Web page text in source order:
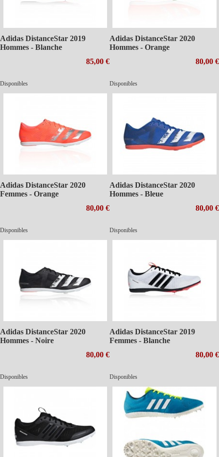
Adidas DistanceStar 2019
Hommes - Blanche
85,00 €
Disponibles
Adidas DistanceStar 2020
Hommes - Orange
80,00 €
Disponibles
Adidas DistanceStar 2020
Femmes - Orange
80,00 €
Disponibles
Adidas DistanceStar 2020
Hommes - Bleue
80,00 €
Disponibles
Adidas DistanceStar 2020
Hommes - Noire
80,00 €
Disponibles
Adidas DistanceStar 2019
Femmes - Blanche
80,00 €
Disponibles